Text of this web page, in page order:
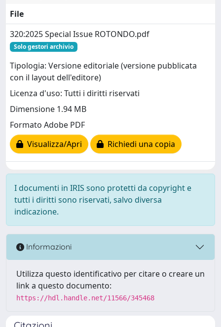
File
320:2025 Special Issue ROTONDO.pdf
Solo gestori archivio
Tipologia: Versione editoriale (versione pubblicata
con il layout dell'editore)
Licenza d'uso: Tutti i diritti riservati
Dimensione 1.94 MB
Formato Adobe PDF
Visualizza/Apri
Richiedi una copia
I documenti in IRIS sono protetti da copyright e
tutti i diritti sono riservati, salvo diversa
indicazione.
Informazioni
Utilizza questo identificativo per citare o creare un
link a questo documento:
https://hdl.handle.net/11566/345468